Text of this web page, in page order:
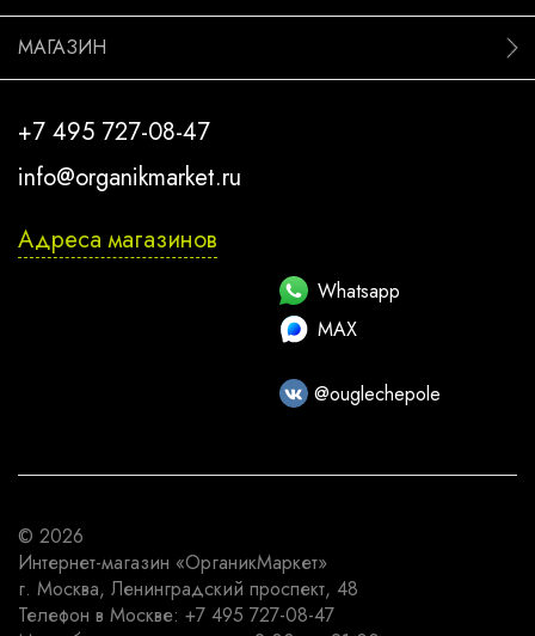
МАГАЗИН
+7 495 727-08-47
info@organikmarket.ru
Адреса магазинов
Whatsapp
MAX
@ouglechepole
© 2026
Интернет-магазин «ОрганикМаркет»
г. Москва, Ленинградский проспект, 48
Телефон в Москве: +7 495 727-08-47